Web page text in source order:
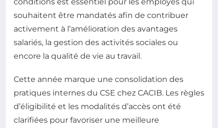
souhaitent être mandatés afin de contribuer
activement à l’amélioration des avantages
salariés, la gestion des activités sociales ou
encore la qualité de vie au travail.
Cette année marque une consolidation des
pratiques internes du CSE chez CACIB. Les règles
d’éligibilité et les modalités d’accès ont été
clarifiées pour favoriser une meilleure